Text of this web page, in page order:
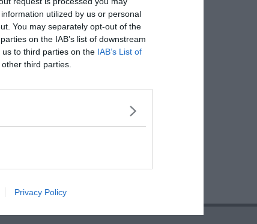
utilized by us or personal
You may separately opt-out of the
on the IAB’s list of downstream
to third parties on the IAB’s List of
third parties.
Privacy Policy